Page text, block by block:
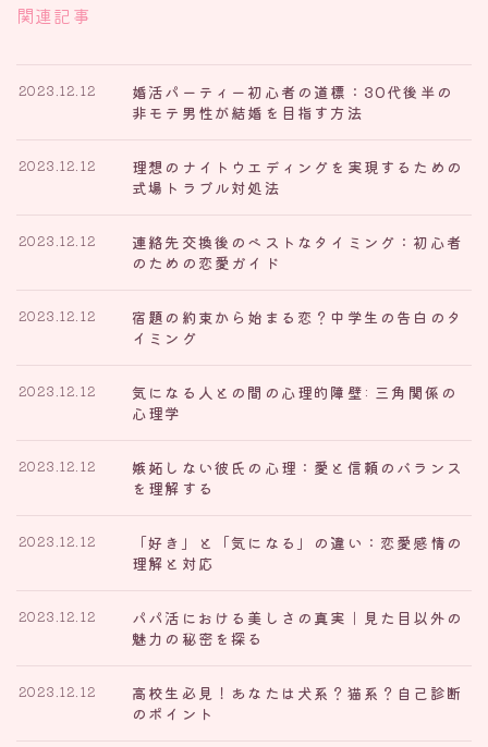
関連記事
婚活パーティー初心者の道標：30代後半の
非モテ男性が結婚を目指す方法
2023.12.12
理想のナイトウエディングを実現するための
式場トラブル対処法
2023.12.12
連絡先交換後のベストなタイミング：初心者
のための恋愛ガイド
2023.12.12
宿題の約束から始まる恋？中学生の告白のタ
イミング
2023.12.12
気になる人との間の心理的障壁: 三角関係の
心理学
2023.12.12
嫉妬しない彼氏の心理：愛と信頼のバランス
を理解する
2023.12.12
「好き」と「気になる」の違い：恋愛感情の
理解と対応
2023.12.12
パパ活における美しさの真実｜見た目以外の
魅力の秘密を探る
2023.12.12
高校生必見！あなたは犬系？猫系？自己診断
のポイント
2023.12.12